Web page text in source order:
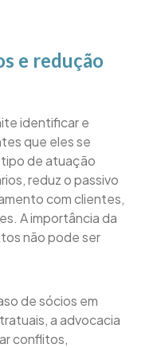
e redução
identificar e
que eles se
tipo de atuação
reduz o passivo
com clientes,
A importância da
não pode ser
de sócios em
a advocacia
conflitos,